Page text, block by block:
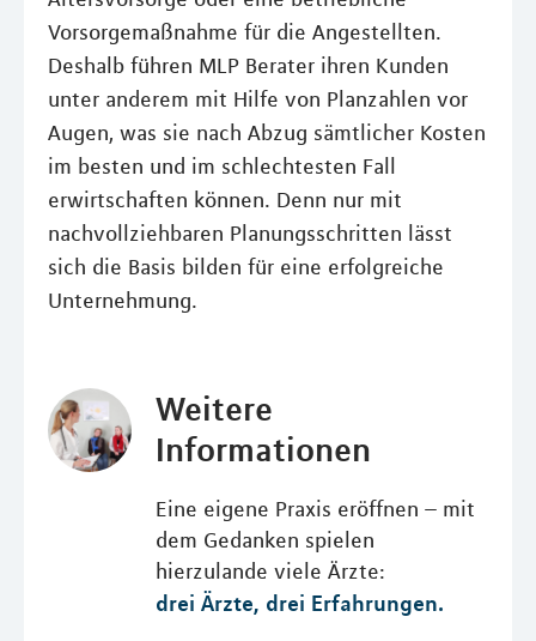
Vorsorgemaßnahme für die Angestellten.
Deshalb führen MLP Berater ihren Kunden
unter anderem mit Hilfe von Planzahlen vor
Augen, was sie nach Abzug sämtlicher Kosten
im besten und im schlechtesten Fall
erwirtschaften können. Denn nur mit
nachvollziehbaren Planungsschritten lässt
sich die Basis bilden für eine erfolgreiche
Unternehmung.
Weitere
Informationen
Eine eigene Praxis eröffnen – mit
dem Gedanken spielen
hierzulande viele Ärzte:
drei Ärzte, drei Erfahrungen.